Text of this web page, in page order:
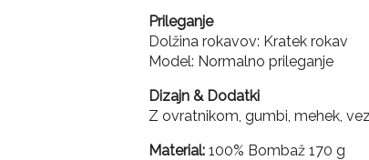
Prileganje
Dolžina rokavov: Kratek rokav
Model: Normalno prileganje
Dizajn & Dodatki
Z ovratnikom, gumbi, mehek,
Material: 100% Bombaž 170 g